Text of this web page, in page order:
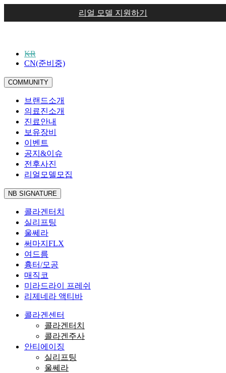
리얼 모델 지원하기
KR
CN(준비중)
COMMUNITY
브랜드소개
의료진소개
진료안내
보유장비
이벤트
공지&이슈
전후사진
리얼모델모집
NB SIGNATURE
콜라겐터치
실리프팅
울쎄라
써마지FLX
여드름
흉터/모공
매직코
미라드라이 프레쉬
리제네라 액티바
콜라겐센터
콜라겐터치
콜라겐주사
안티에이징
실리프팅
울쎄라